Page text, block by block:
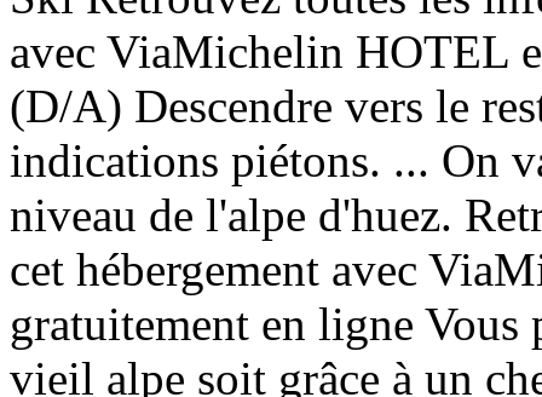
avec ViaMichelin HOTEL
(D/A) Descendre vers le
indications piétons. ... On
niveau de l'alpe d'huez.
cet hébergement avec
gratuitement en ligne
vieil alpe soit grâce à un